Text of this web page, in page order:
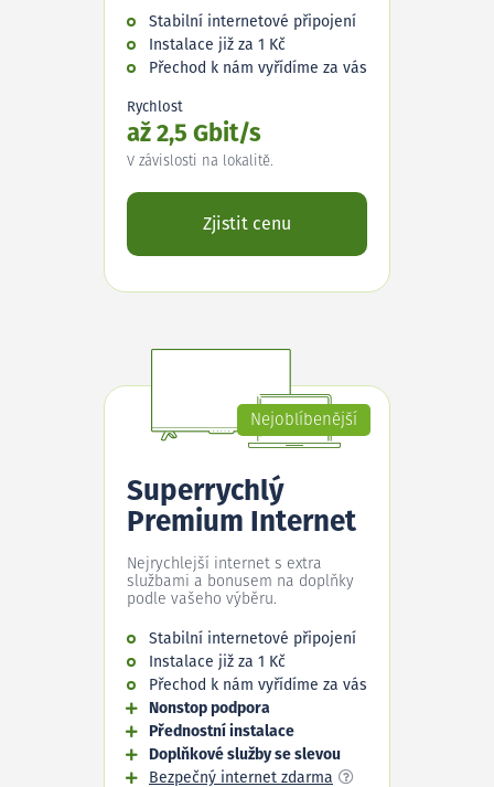
Stabilní internetové připojení
Instalace již za 1 Kč
Přechod k nám vyřídíme za vás
Rychlost
až 2,5 Gbit/s
V závislosti na lokalitě.
Zjistit cenu
Nejoblíbenější
Superrychlý
Premium Internet
Nejrychlejší internet s extra
službami a bonusem na doplňky
podle vašeho výběru.
Stabilní internetové připojení
Instalace již za 1 Kč
Přechod k nám vyřídíme za vás
Nonstop podpora
Přednostní instalace
Doplňkové služby se slevou
Bezpečný internet zdarma